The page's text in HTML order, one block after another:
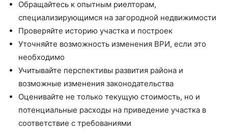
Обращайтесь к опытным риелторам,
специализирующимся на загородной недвижимости
Проверяйте историю участка и построек
Уточняйте возможность изменения ВРИ, если это
необходимо
Учитывайте перспективы развития района и
возможные изменения законодательства
Оценивайте не только текущую стоимость, но и
потенциальные расходы на приведение участка в
соответствие с требованиями